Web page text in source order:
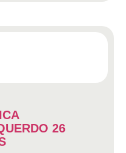
26